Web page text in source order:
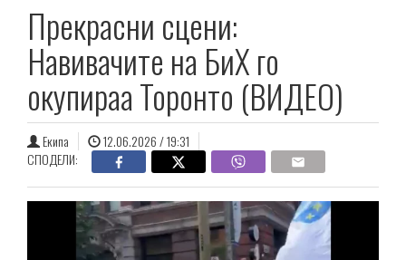
Прекрасни сцени:
Навивачите на БиХ го
окупираа Торонто (ВИДЕО)
Екипа
12.06.2026 / 19:31
СПОДЕЛИ: